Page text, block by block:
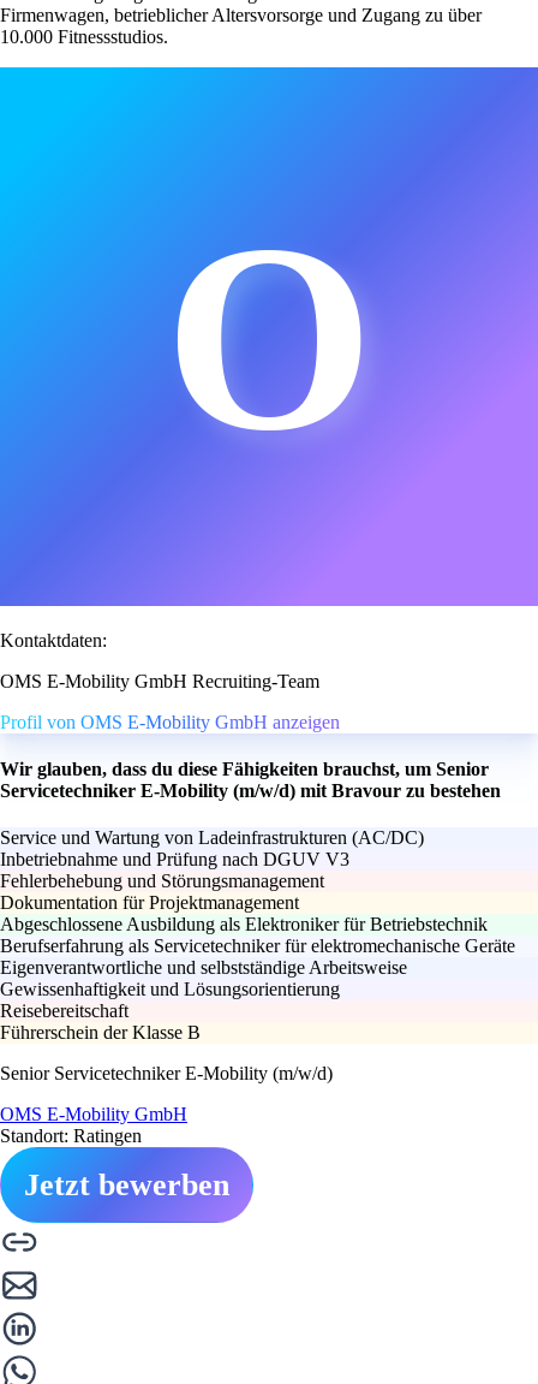
Firmenwagen, betrieblicher Altersvorsorge und Zugang zu über
10.000 Fitnessstudios.
O
Kontaktdaten:
OMS E-Mobility GmbH Recruiting-Team
Profil von OMS E-Mobility GmbH anzeigen
Wir glauben, dass du diese Fähigkeiten brauchst, um Senior
Servicetechniker E-Mobility (m/w/d) mit Bravour zu bestehen
Service und Wartung von Ladeinfrastrukturen (AC/DC)
Inbetriebnahme und Prüfung nach DGUV V3
Fehlerbehebung und Störungsmanagement
Dokumentation für Projektmanagement
Abgeschlossene Ausbildung als Elektroniker für Betriebstechnik
Berufserfahrung als Servicetechniker für elektromechanische Geräte
Eigenverantwortliche und selbstständige Arbeitsweise
Gewissenhaftigkeit und Lösungsorientierung
Reisebereitschaft
Führerschein der Klasse B
Senior Servicetechniker E-Mobility (m/w/d)
OMS E-Mobility GmbH
Standort: Ratingen
Jetzt bewerben